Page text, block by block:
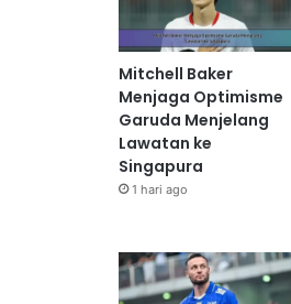
Mitchell Baker
Menjaga Optimisme
Garuda Menjelang
Lawatan ke
Singapura
1 hari ago